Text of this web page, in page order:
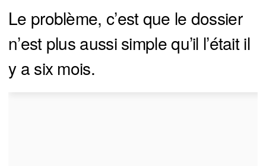
Le problème, c’est que le dossier
n’est plus aussi simple qu’il l’était il
y a six mois.